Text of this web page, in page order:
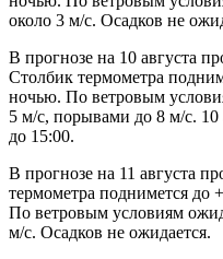
около 3 м/с. Осадков не
В прогнозе на 10 августа
Столбик термометра
ночью. По ветровым
5 м/с, порывами до 8 м/с. 10
до 15:00.
В прогнозе на 11 августа
термометра поднимется до
По ветровым условиям
м/с. Осадков не ожидается.